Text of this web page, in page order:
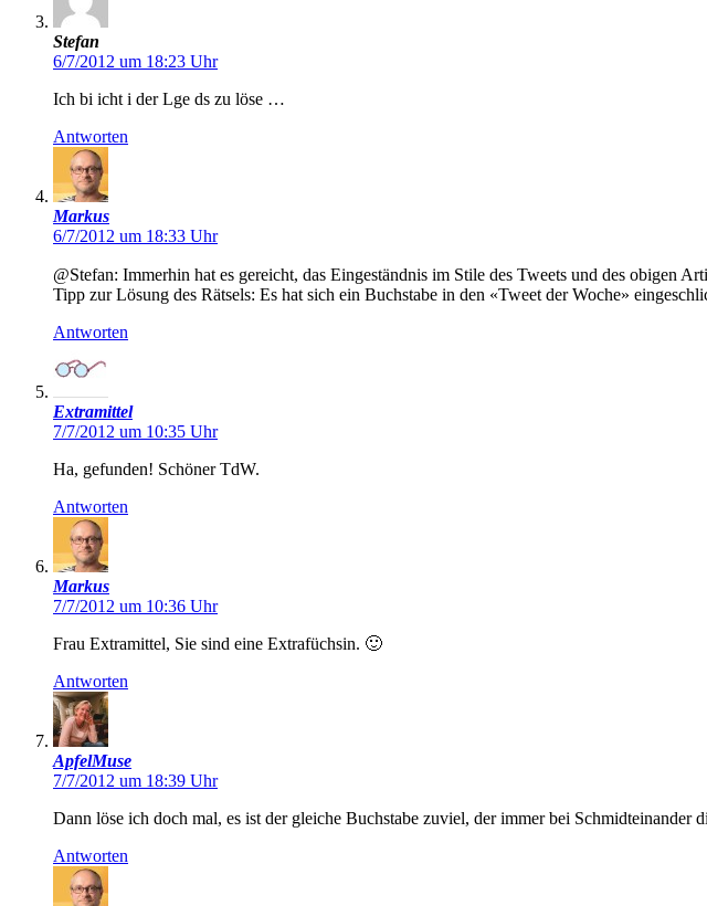
Stefan
6/7/2012 um 18:23 Uhr
Ich bi icht i der Lge ds zu löse …
Antworten
Markus
6/7/2012 um 18:33 Uhr
@Stefan: Immerhin hat es gereicht, das Eingeständnis im Stile des Tweets und des obigen
Tipp zur Lösung des Rätsels: Es hat sich ein Buchstabe in den «Tweet der Woche»
Antworten
Extramittel
7/7/2012 um 10:35 Uhr
Ha, gefunden! Schöner TdW.
Antworten
Markus
7/7/2012 um 10:36 Uhr
Frau Extramittel, Sie sind eine Extrafüchsin. 🙂
Antworten
ApfelMuse
7/7/2012 um 18:39 Uhr
Dann löse ich doch mal, es ist der gleiche Buchstabe zuviel, der immer bei Schmidteinander
Antworten